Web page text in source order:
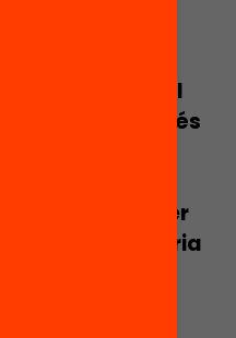
directora de
que no només
sinó també el
seixanta els més
que els més
són
l’any 69? Per
risc que hauria